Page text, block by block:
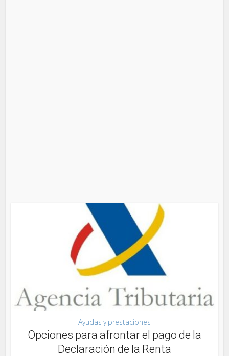
Ayudas y prestaciones
Opciones para afrontar el pago de la
Declaración de la Renta